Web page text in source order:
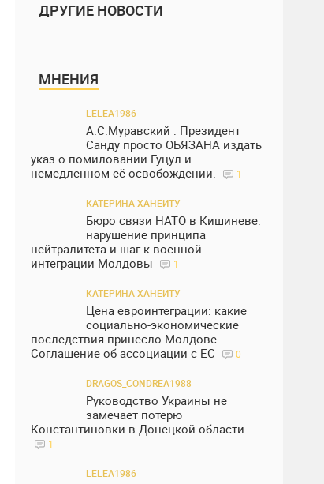
ДРУГИЕ НОВОСТИ
МНЕНИЯ
LELEA1986
А.С.Муравский : Президент
Санду просто ОБЯЗАНА издать
указ о помиловании Гуцул и
немедленном её освобождении.
1
КАТЕРИНА ХАНЕИТУ
Бюро связи НАТО в Кишиневе:
нарушение принципа
нейтралитета и шаг к военной
интеграции Молдовы
1
КАТЕРИНА ХАНЕИТУ
Цена евроинтеграции: какие
социально-экономические
последствия принесло Молдове
Соглашение об ассоциации с ЕС
0
DRAGOS_CONDREA1988
Руководство Украины не
замечает потерю
Константиновки в Донецкой области
1
LELEA1986